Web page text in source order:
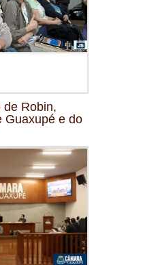
de Robin,
Guaxupé e do